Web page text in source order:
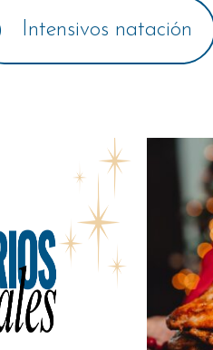
Intensivos natación